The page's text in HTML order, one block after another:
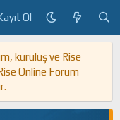
Ol
kuruluş ve Rise
Online Forum